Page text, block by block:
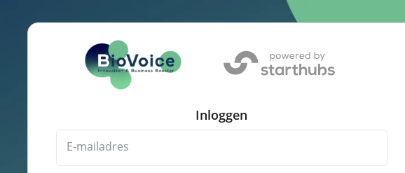
Inloggen
E-mailadres